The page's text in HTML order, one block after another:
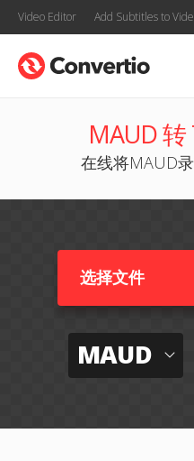
Video Editor Add Subtitles to
MAUD 转
在线将MAUD
选择文件
MAUD